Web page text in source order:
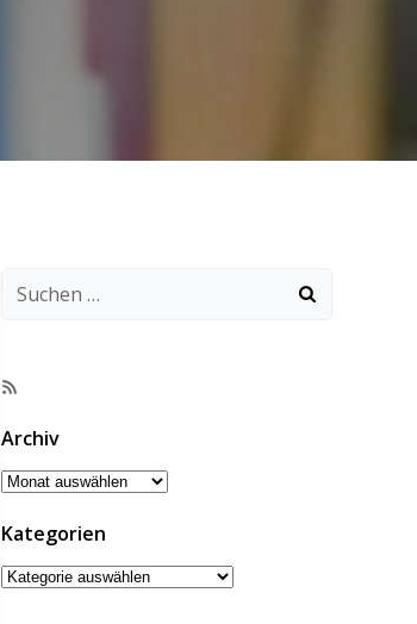
RSS-
Archiv
Archiv
Kategorien
Kategorien